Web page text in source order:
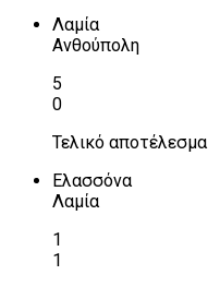
Λαμία
Ανθούπολη
5
0
Τελικό αποτέλεσμα
Ελασσόνα
Λαμία
1
1